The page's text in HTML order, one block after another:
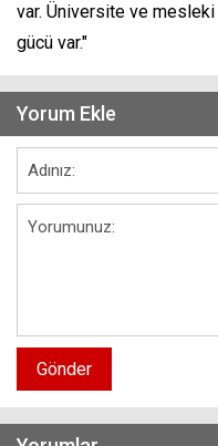
var. Üniversite ve
gücü var."
Yorum Ekle
Gönder